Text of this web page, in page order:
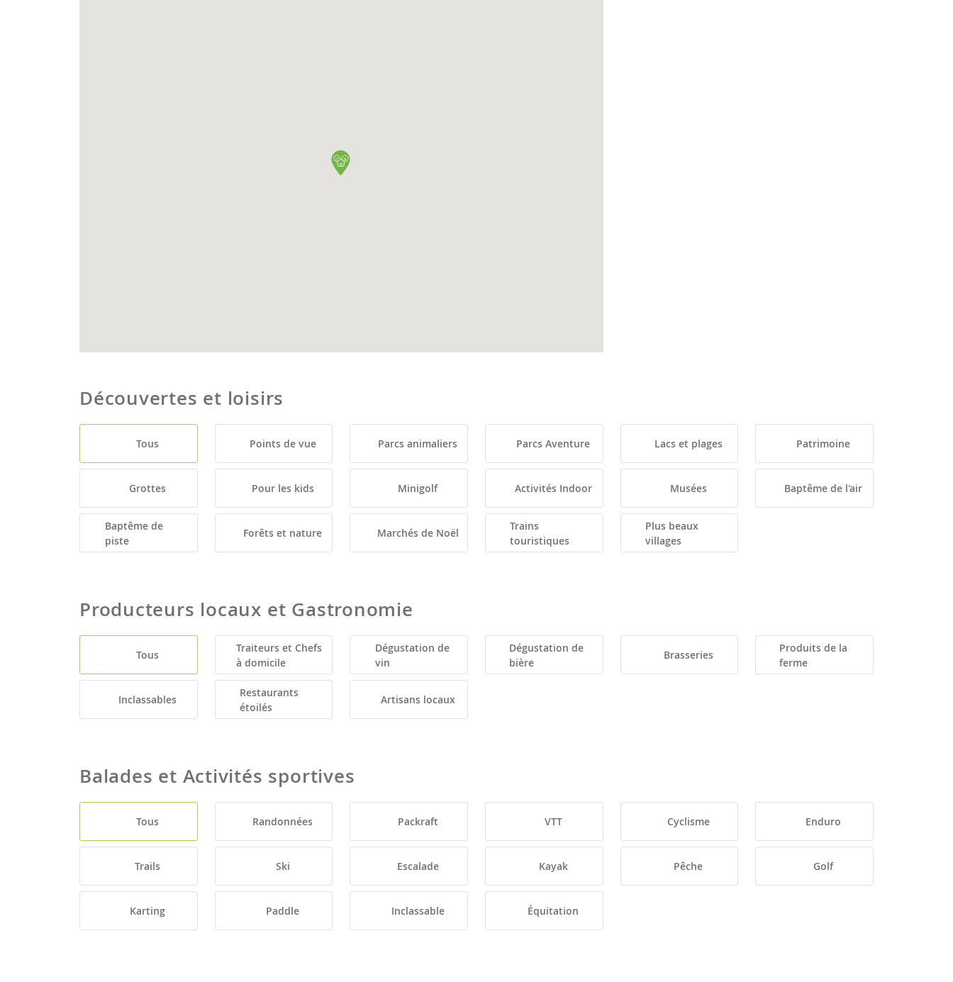
Découvertes et loisirs
Tous Points de vue Parcs animaliers Parcs Aventure Lacs et plages Patrimoine
Grottes Pour les kids Minigolf Activités Indoor Musées Baptême de l'air
Baptême de
piste
Forêts et nature Marchés de Noël
Trains
touristiques
Plus beaux
villages
Producteurs locaux et Gastronomie
Tous
Traiteurs et Chefs
à domicile
Dégustation de
vin
Dégustation de
bière
Brasseries
Produits de la
ferme
Inclassables
Restaurants
étoilés
Artisans locaux
Balades et Activités sportives
Tous Randonnées Packraft VTT Cyclisme Enduro
Trails Ski Escalade Kayak Pêche Golf
Karting Paddle Inclassable Équitation